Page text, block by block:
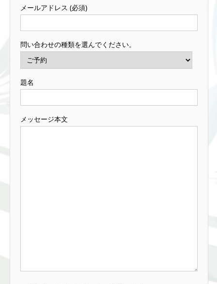
メールアドレス (必須)
問い合わせの種類を選んでください。
題名
メッセージ本文